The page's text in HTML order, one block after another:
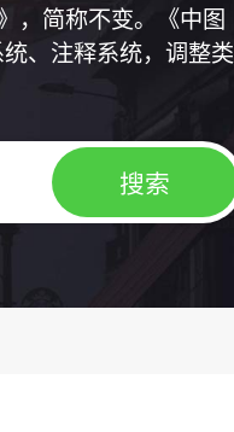
，简称不变。《中图
、注释系统，调整类